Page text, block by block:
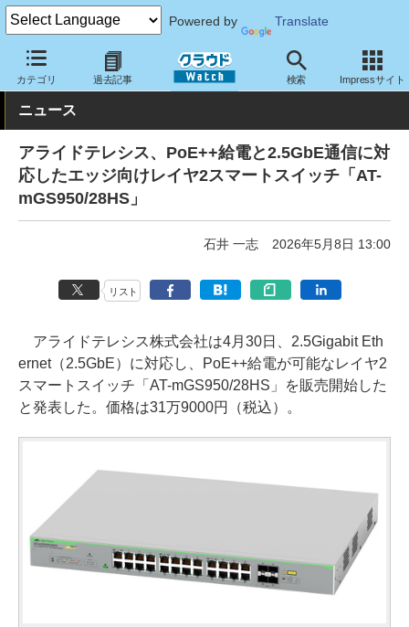
Powered by Translate
カテゴリ 過去記事 検索 Impressサイト
クラウド Watch ネットワーク スイッチ
ニュース
アライドテレシス、PoE++給電と2.5GbE通信に対
応したエッジ向けレイヤ2スマートスイッチ「AT-
mGS950/28HS」
石井 一志 2026年5月8日 13:00
リスト
アライドテレシス株式会社は4月30日、2.5Gigabit Eth
ernet（2.5GbE）に対応し、PoE++給電が可能なレイヤ2
スマートスイッチ「AT-mGS950/28HS」を販売開始した
と発表した。価格は31万9000円（税込）。